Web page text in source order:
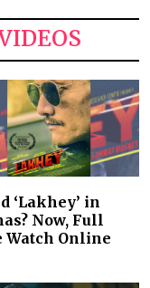
‘Lakhey’ in
Now, Full
Watch Online